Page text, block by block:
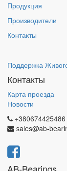
Продукция
Производители
Контакты
Поддержка
Контакты
Карта проезда
Новости
+380674425486
sales@ab-